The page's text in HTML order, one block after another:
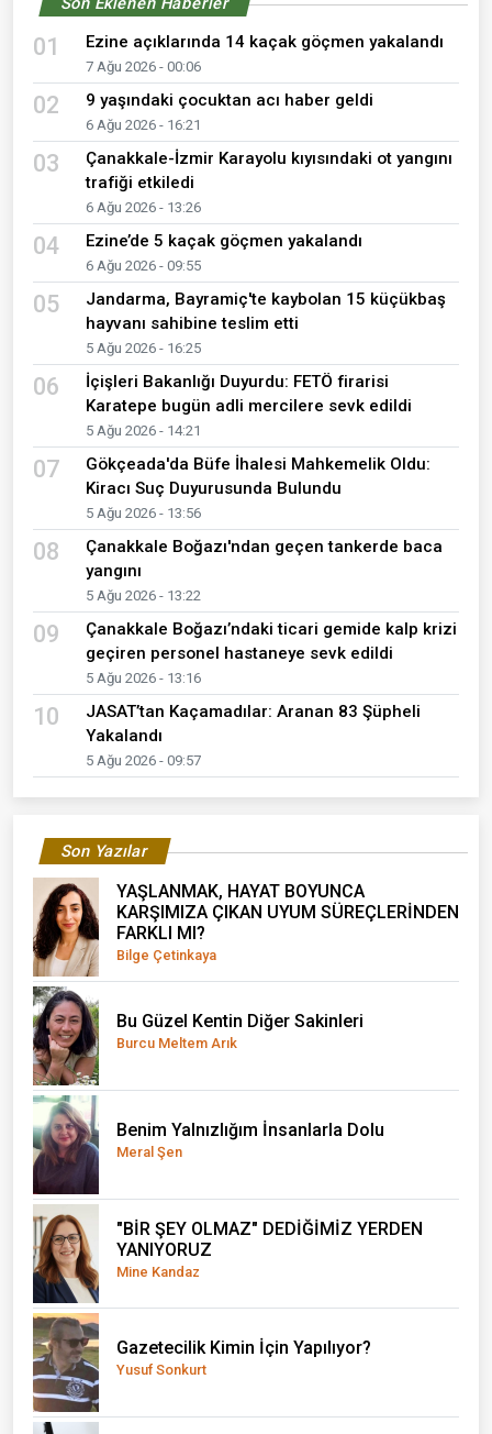
01 Ezine açıklarında 14 kaçak göçmen yakalandı
7 Ağu 2026 - 00:06
02 9 yaşındaki çocuktan acı haber geldi
6 Ağu 2026 - 16:21
03
Çanakkale-İzmir Karayolu kıyısındaki ot yangını
trafiği etkiledi
6 Ağu 2026 - 13:26
04 Ezine’de 5 kaçak göçmen yakalandı
6 Ağu 2026 - 09:55
05
Jandarma, Bayramiç'te kaybolan 15 küçükbaş
hayvanı sahibine teslim etti
5 Ağu 2026 - 16:25
06
İçişleri Bakanlığı Duyurdu: FETÖ firarisi
Karatepe bugün adli mercilere sevk edildi
5 Ağu 2026 - 14:21
07
Gökçeada'da Büfe İhalesi Mahkemelik Oldu:
Kiracı Suç Duyurusunda Bulundu
5 Ağu 2026 - 13:56
08
Çanakkale Boğazı'ndan geçen tankerde baca
yangını
5 Ağu 2026 - 13:22
09
Çanakkale Boğazı’ndaki ticari gemide kalp krizi
geçiren personel hastaneye sevk edildi
5 Ağu 2026 - 13:16
10
JASAT’tan Kaçamadılar: Aranan 83 Şüpheli
Yakalandı
5 Ağu 2026 - 09:57
Son Yazılar
YAŞLANMAK, HAYAT BOYUNCA
KARŞIMIZA ÇIKAN UYUM SÜREÇLERİNDEN
FARKLI MI?
Bilge Çetinkaya
Bu Güzel Kentin Diğer Sakinleri
Burcu Meltem Arık
Benim Yalnızlığım İnsanlarla Dolu
Meral Şen
"BİR ŞEY OLMAZ" DEDİĞİMİZ YERDEN
YANIYORUZ
Mine Kandaz
Gazetecilik Kimin İçin Yapılıyor?
Yusuf Sonkurt